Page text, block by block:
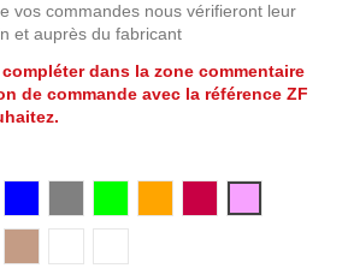
vos commandes nous vérifieront leur
et auprès du fabricant
dans la zone commentaire
de commande avec la référence ZF